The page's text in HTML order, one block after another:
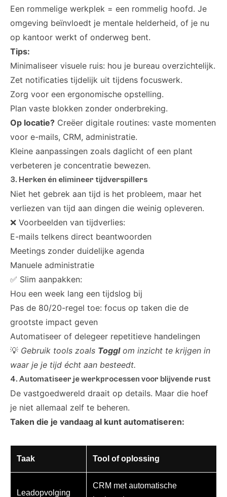
Een rommelige werkplek = een rommelig hoofd. Je
omgeving beïnvloedt je mentale helderheid, of je nu
op kantoor werkt of onderweg bent.
Tips:
Minimaliseer visuele ruis: hou je bureau overzichtelijk.
Zet notificaties tijdelijk uit tijdens focuswerk.
Zorg voor een ergonomische opstelling.
Plan vaste blokken zonder onderbreking.
Op locatie? Creëer digitale routines: vaste momenten
voor e-mails, CRM, administratie.
Kleine aanpassingen zoals daglicht of een plant
verbeteren je concentratie bewezen.
3. Herken én elimineer tijdverspillers
Niet het gebrek aan tijd is het probleem, maar het
verliezen van tijd aan dingen die weinig opleveren.
❌ Voorbeelden van tijdverlies:
E-mails telkens direct beantwoorden
Meetings zonder duidelijke agenda
Manuele administratie
✅ Slim aanpakken:
Hou een week lang een tijdslog bij
Pas de 80/20-regel toe: focus op taken die de
grootste impact geven
Automatiseer of delegeer repetitieve handelingen
💡 Gebruik tools zoals Toggl om inzicht te krijgen in
waar je je tijd écht aan besteedt.
4. Automatiseer je werkprocessen voor blijvende rust
De vastgoedwereld draait op details. Maar die hoef
je niet allemaal zelf te beheren.
Taken die je vandaag al kunt automatiseren:
Taak Tool of oplossing
Leadopvolging
CRM met automatische